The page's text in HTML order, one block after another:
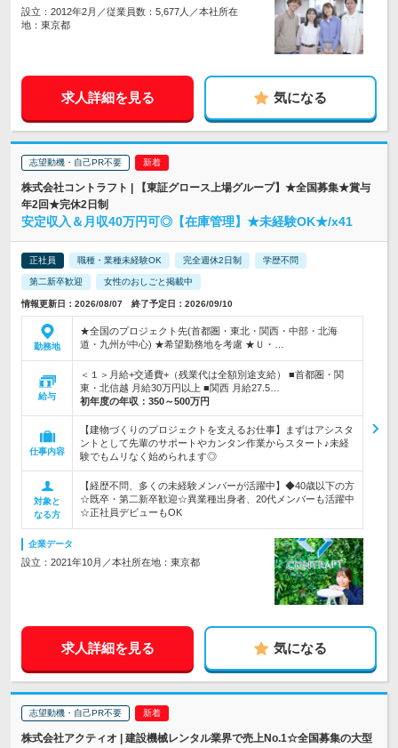
設立：2012年2月／従業員数：5,677人／本社所在
地：東京都
求人詳細を見る 気になる
志望動機・自己PR不要
株式会社コントラフト | 【東証グロース上場グループ】★全国募集★賞与
年2回★完休2日制
安定収入＆月収40万円可◎【在庫管理】★未経験OK★/x41
正社員 職種・業種未経験OK 完全週休2日制 学歴不問
第二新卒歓迎 女性のおしごと掲載中
情報更新日：2026/08/07 終了予定日：2026/09/10
勤務地
★全国のプロジェクト先(首都圏・東北・関西・中部・北海
道・九州が中心) ★希望勤務地を考慮 ★Ｕ・…
給与
＜１＞月給+交通費+（残業代は全額別途支給） ■首都圏・関
東・北信越 月給30万円以上 ■関西 月給27.5…
初年度の年収： 350～500万円
仕事内容
【建物づくりのプロジェクトを支えるお仕事】まずはアシスタ
ントとして先輩のサポートやカンタン作業からスタート♪未経
験でもムリなく始められます◎
対象と
なる方
【経歴不問、多くの未経験メンバーが活躍中】◆40歳以下の方
☆既卒・第二新卒歓迎☆異業種出身者、20代メンバーも活躍中
☆正社員デビューもOK
企業データ
設立：2021年10月／本社所在地：東京都
求人詳細を見る 気になる
志望動機・自己PR不要
株式会社アクティオ | 建設機械レンタル業界で売上No.1☆全国募集の大型